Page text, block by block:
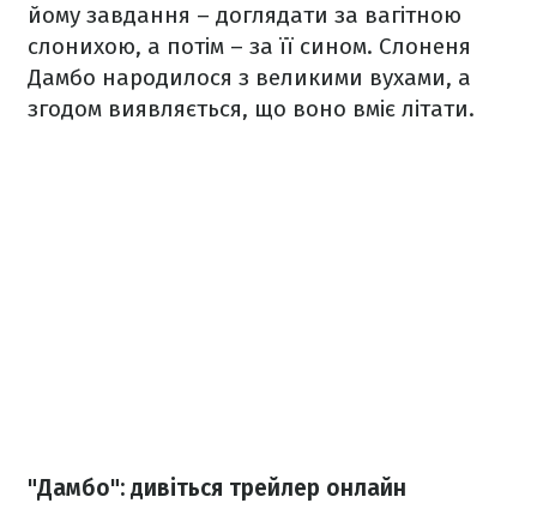
йому завдання – доглядати за вагітною
слонихою, а потім – за її сином. Слоненя
Дамбо народилося з великими вухами, а
згодом виявляється, що воно вміє літати.
"Дамбо": дивіться трейлер онлайн